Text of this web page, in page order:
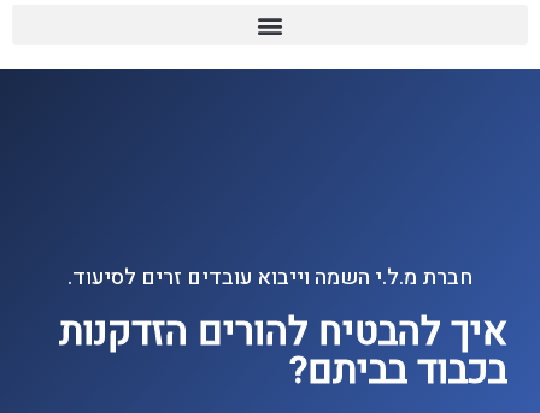
חברת מ.ל.י השמה וייבוא עובדים זרים לסיעוד.
איך להבטיח להורים הזדקנות
בכבוד בביתם?